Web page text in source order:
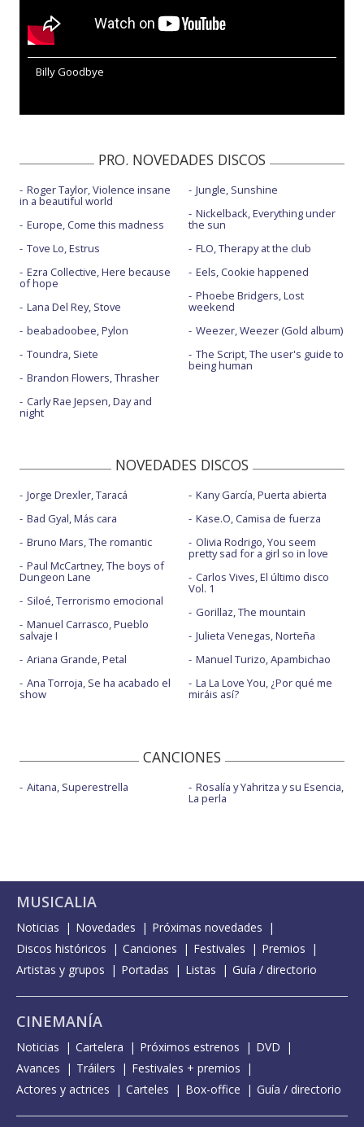
Billy Goodbye
PRO. NOVEDADES DISCOS
Roger Taylor, Violence insane
in a beautiful world
Europe, Come this madness
Tove Lo, Estrus
Ezra Collective, Here because
of hope
Lana Del Rey, Stove
beabadoobee, Pylon
Toundra, Siete
Brandon Flowers, Thrasher
Carly Rae Jepsen, Day and
night
Jungle, Sunshine
Nickelback, Everything under
the sun
FLO, Therapy at the club
Eels, Cookie happened
Phoebe Bridgers, Lost
weekend
Weezer, Weezer (Gold album)
The Script, The user's guide to
being human
NOVEDADES DISCOS
Jorge Drexler, Taracá
Bad Gyal, Más cara
Bruno Mars, The romantic
Paul McCartney, The boys of
Dungeon Lane
Siloé, Terrorismo emocional
Manuel Carrasco, Pueblo
salvaje I
Ariana Grande, Petal
Ana Torroja, Se ha acabado el
show
Kany García, Puerta abierta
Kase.O, Camisa de fuerza
Olivia Rodrigo, You seem
pretty sad for a girl so in love
Carlos Vives, El último disco
Vol. 1
Gorillaz, The mountain
Julieta Venegas, Norteña
Manuel Turizo, Apambichao
La La Love You, ¿Por qué me
miráis así?
CANCIONES
Aitana, Superestrella Rosalía y Yahritza y su Esencia,
La perla
MUSICALIA
Noticias Novedades
Próximas novedades
Discos históricos
Canciones Festivales
Premios
Artistas y grupos
Portadas Listas Guía / directorio
CINEMANÍA
Noticias Cartelera Próximos estrenos
DVD
Avances
Tráilers
Festivales + premios
Actores y actrices
Carteles Box-office Guía / directorio